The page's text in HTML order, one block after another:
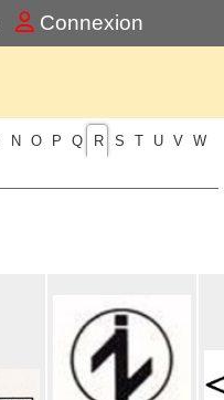
Connexion
N O P Q R S T U V W